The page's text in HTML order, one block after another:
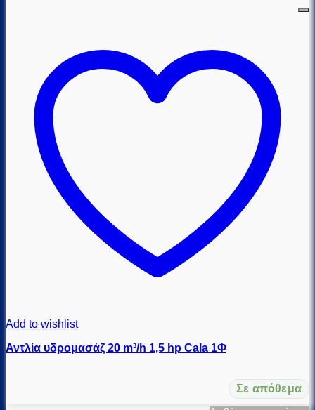
Add to wishlist
Αντλία υδρομασάζ 20 m³/h 1,5 hp Cala 1Φ
Σε απόθεμα